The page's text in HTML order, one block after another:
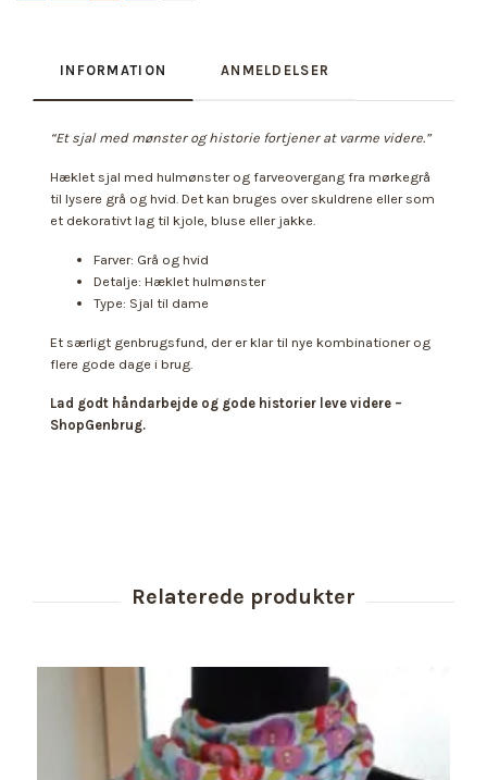
INFORMATION ANMELDELSER
“Et sjal med mønster og historie fortjener at varme videre.”
Hæklet sjal med hulmønster og farveovergang fra mørkegrå
til lysere grå og hvid. Det kan bruges over skuldrene eller som
et dekorativt lag til kjole, bluse eller jakke.
Farver: Grå og hvid
Detalje: Hæklet hulmønster
Type: Sjal til dame
Et særligt genbrugsfund, der er klar til nye kombinationer og
flere gode dage i brug.
Lad godt håndarbejde og gode historier leve videre –
ShopGenbrug.